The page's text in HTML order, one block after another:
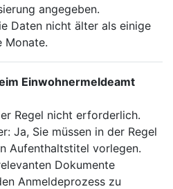
angegeben.
Daten nicht älter als einige
Monate.
Einwohnermeldeamt
Regel nicht erforderlich.
Ja, Sie müssen in der Regel
Aufenthaltstitel vorlegen.
Dokumente
Anmeldeprozess zu